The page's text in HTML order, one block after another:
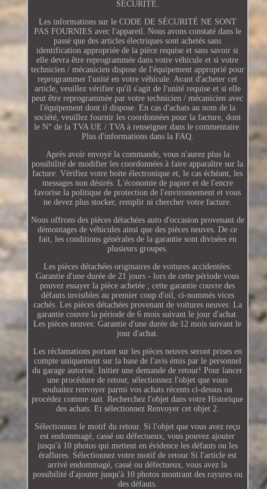
SÉCURITÉ.
Les informations sur le CODE DE SÉCURITÉ NE SONT
PAS FOURNIES avec l'appareil. Nous avons constaté dans le
passé que des articles électriques sont achetés sans
identification appropriée de la pièce requise et sans savoir si
elle devra être reprogrammée dans votre véhicule et si votre
technicien / mécanicien dispose de l'équipement approprié pour
reprogrammer l'unité en votre véhicule. Avant d'acheter cet
article, veuillez vérifier qu'il s'agit de l'unité requise et si elle
peut être reprogrammée par votre technicien / mécanicien avec
l'équipement dont il dispose. En cas d'achats au nom de la
société, veuillez fournir les coordonnées pour la facture, dont
le N° de la TVA UE / TVA à renseigner dans le commentaire.
Plus d'informations dans la FAQ.
Après avoir envoyé la commande, vous n'aurez plus la
possibilité de modifier les coordonnées à faire apparaître sur la
facture. Vérifiez votre boite électronique et, le cas échéant, les
messages non désirés. L'économie de papier et de l'encre
favorise la politique de protection de l'environnement et vous
ne devez plus stocker, remplir ni chercher votre facture.
Nous offrons des pièces détachées auto d'occasion provenant de
démontages de véhicules ainsi que des pièces neuves. De ce
fait, les conditions générales de la garantie sont divisées en
plusieurs groupes.
Les pièces détachées originaires de voitures accidentées:
Garantie d'une durée de 21 jours - lors de cette période vous
pouvez essayer la pièce achetée ; cette garantie couvre des
défauts invisibles au premier coup d'oil, ci-nommés vices
cachés. Les pièces détachées provenant de voitures neuves: La
garantie couvre la période de 6 mois suivant le jour d'achat.
Les pièces neuves: Garantie d'une durée de 12 mois suivant le
jour d'achat.
Les réclamations portant sur les pièces neuves seront prises en
compte uniquement sur la base de l'avis émis par le personnel
du garage autorisé. Initier une demande de retour! Pour lancer
une procédure de retour, sélectionnez l'objet que vous
souhaitez renvoyer parmi vos achats récents ci-dessus ou
procédez comme suit. Recherchez l'objet dans votre Historique
des achats. Et sélectionnez Renvoyer cet objet 2.
Sélectionnez le motif du retour. Si l'objet que vous avez reçu
est endommagé, cassé ou défectueux, vous pouvez ajouter
jusqu'à 10 photos qui mettent en évidence les défauts ou les
éraflures. Sélectionnez votre motif de retour Si l'article est
arrivé endommagé, cassé ou défectueux, vous avez la
possibilité d'ajouter jusqu'à 10 photos montrant des rayures ou
des défauts.